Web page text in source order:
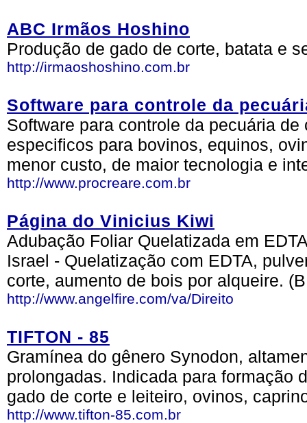
ABC Irmãos Hoshino
Produção de gado de corte, batata e
http://irmaoshoshino.com.br
Software para controle da
Software para controle da pecuária
especificos para bovinos, equinos,
menor custo, de maior tecnologia e
http://www.procreare.com.br
Página do Vinicius Kiwi
Adubação Foliar Quelatizada em
Israel - Quelatização com EDTA,
corte, aumento de bois por alqueire.
http://www.angelfire.com/va/Direito
TIFTON - 85
Gramínea do gênero Synodon,
prolongadas. Indicada para formação
gado de corte e leiteiro, ovinos,
http://www.tifton-85.com.br